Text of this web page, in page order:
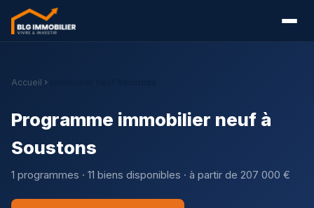
Accueil
Programme immobilier neuf à
Soustons
1 programmes · 11 biens disponibles · à partir de 207 000 €